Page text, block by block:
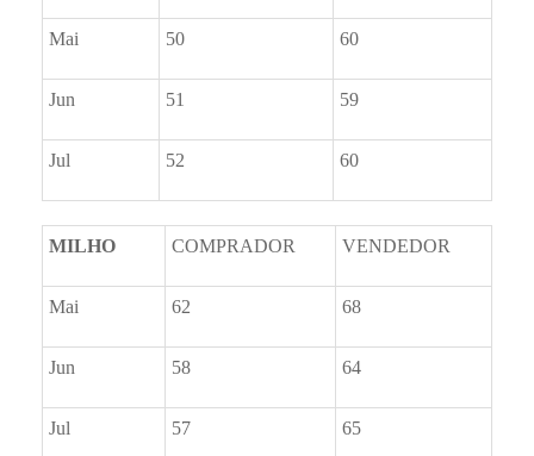
Mai 50 60
Jun 51 59
Jul 52 60
MILHO COMPRADOR VENDEDOR
Mai 62 68
Jun 58 64
Jul 57 65